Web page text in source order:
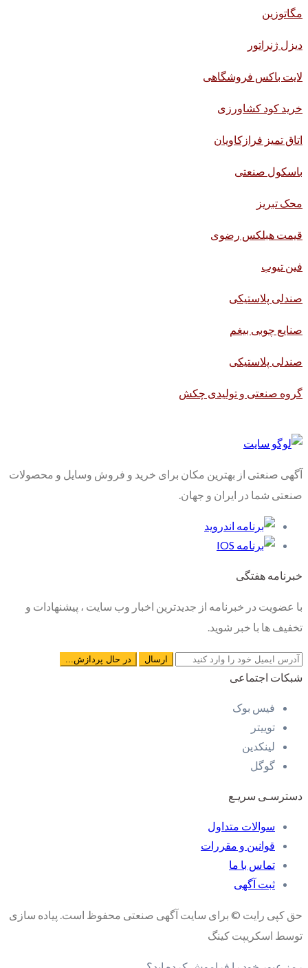
مگاتوزین
دیزل ژنراتور
لایت باکس فروشگاهی
خرید کود کشاورزی
اتاق تمیز فرازکاویان
باسکول صنعتی
محک تبریز
قیمت هبلکس رضوی
فین تیوب
صندلی پلاستیکی
صنایع چوبی بیغم
صندلی پلاستیکی
گروه صنعتی و تولیدی چکش
آگهی صنعتی از بهترین مکان برای خرید و فروش وسایل و محصولات
صنعتی شما در ایران و جهان.
خبرنامه هفتگی
با عضویت در خبرنامه از جدیدترین اخبار وب سایت ، پیشنهادات و
تخفیف ها با خبر شوید.
شبکات اجتماعی
فیس بوک
توییتر
لینکدین
گوگل
دسترسـی سریـع
سوالات متداول
قوانین و مقررات
تماس با ما
ثبت آگهی
حق کپی رایت © برای سایت آگهی صنعتی محفوظ است. پیاده سازی
توسط اسکریپت کینگ